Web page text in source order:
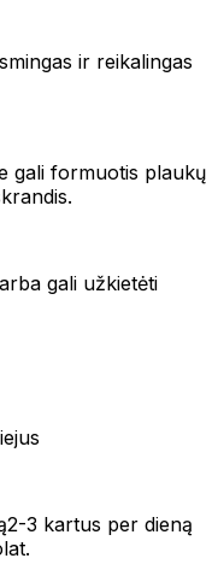
ir reikalingas
gali formuotis plaukų
gali užkietėti
3 kartus per dieną